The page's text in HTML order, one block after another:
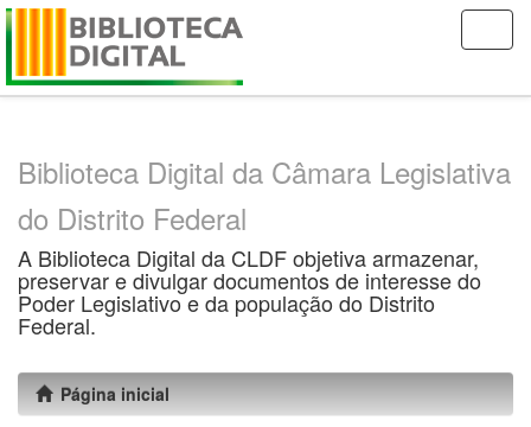
Skip
Biblioteca Digital da Câmara Legislativa
do Distrito Federal
A Biblioteca Digital da CLDF objetiva armazenar,
preservar e divulgar documentos de interesse do
Poder Legislativo e da população do Distrito
Federal.
Página inicial